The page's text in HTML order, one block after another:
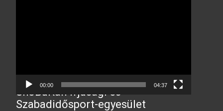
00:00 04:37
ShoBuKan Ifjúsági és
Szabadidősport-egyesület